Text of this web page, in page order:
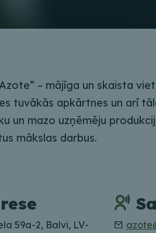
– mājīga un skaista
tuvākās apkārtnes un arī
un mazo uzņēmēju
mākslas darbus.
59a-2, Balvi, LV-